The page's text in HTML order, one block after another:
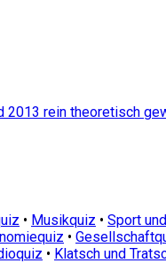
2013 rein theoretisch
• Musikquiz • Sport
•
• Klatsch und